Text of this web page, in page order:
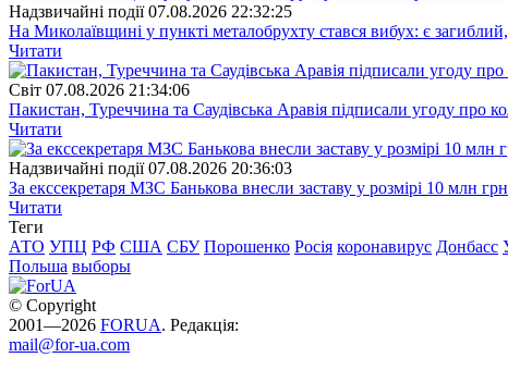
Надзвичайні події 07.08.2026 22:32:25
На Миколаївщині у пункті металобрухту стався вибух: є
Читати
Свiт 07.08.2026 21:34:06
Пакистан, Туреччина та Саудівська Аравія підписали угоду про
Читати
Надзвичайні події 07.08.2026 20:36:03
За екссекретаря МЗС Банькова внесли заставу у розмірі 10 млн грн
Читати
Теги
АТО УПЦ РФ США СБУ Порошенко Росія коронавирус Донбасс
Польша выборы
© Copyright
2001—2026 FORUA. Редакція:
mail@for-ua.com